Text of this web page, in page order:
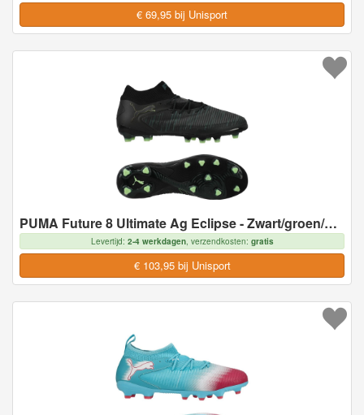
€ 69,95 bij Unisport
PUMA Future 8 Ultimate Ag Eclipse - Zwart/groen/green Terrain - Kunstgras (Ag), maat 39
Levertijd: 2-4 werkdagen, verzendkosten: gratis
€ 103,95 bij Unisport